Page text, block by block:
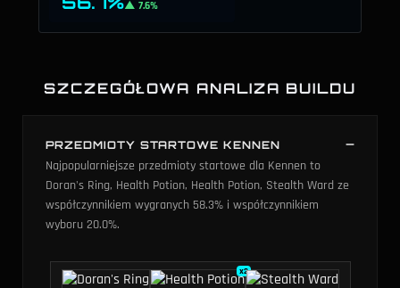
▲ 7.6%
SZCZEGÓŁOWA ANALIZA BUILDU
PRZEDMIOTY STARTOWE KENNEN
Najpopularniejsze przedmioty startowe dla Kennen to
Doran's Ring, Health Potion, Health Potion, Stealth Ward ze
współczynnikiem wygranych 58.3% i współczynnikiem
wyboru 20.0%.
x2